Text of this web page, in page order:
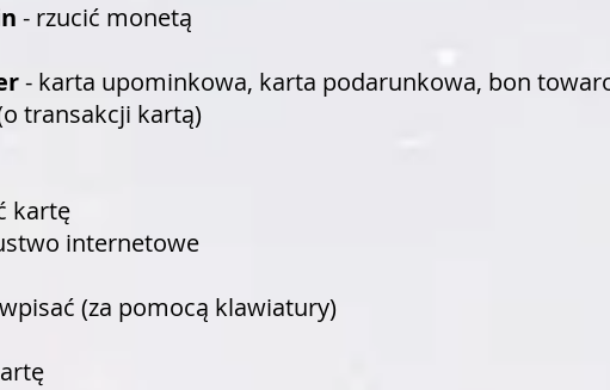
- rzucić monetą
- karta upominkowa, karta podarunkowa, bon
transakcji kartą)
kartę
internetowe
(za pomocą klawiatury)